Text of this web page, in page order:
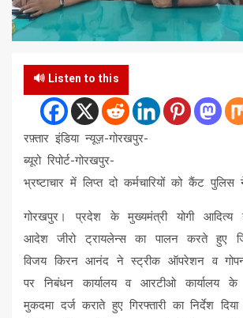
🔊 Listen to this
रफ़्तार इंडिया न्यूज़-गोरखपुर-
ब्यूरो रिपोर्ट-गोरखपुर-
भ्रष्टाचार में लिप्त दो कर्मचारियों को कैंट पुलिस
गोरखपुर। प्रदेश के मुख्यमंत्री योगी आदित्य
आदेश जीरो ट्रायलेन्स का पालन करते हुए
विजय किरन आनंद ने स्ट्रीक ऑपरेशन व
पर निबंधन कार्यालय व आरटीओ कार्यालय के
मुकदमा दर्ज कराते हुए गिरफ्तारी का निर्देश